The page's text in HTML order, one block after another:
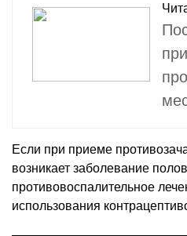
Если при приеме
возникает заболевание
противовоспалительное
использования